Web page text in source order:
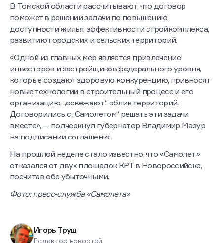
В Томской области рассчитывают, что договор
поможет в решении задачи по повышению
доступности жилья, эффективности стройкомплекса,
развитию городских и сельских территорий.
«Одной из главных мер является привлечение
инвесторов и застройщиков федерального уровня,
которые создают здоровую конкуренцию, привносят
новые технологии в строительный процесс и его
организацию, „освежают“ облик территорий.
Договорились с „Самолетом“ решать эти задачи
вместе», — подчеркнул губернатор Владимир Мазур
на подписании соглашения.
На прошлой неделе стало известно, что «Самолет»
отказался от двух площадок КРТ в Новороссийске,
посчитав обе убыточными.
Фото: пресс-служба «Самолета»
Игорь Труш
Редактор новостей